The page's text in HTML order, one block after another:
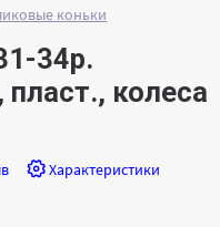
коньки
34р.
колеса
Характеристики